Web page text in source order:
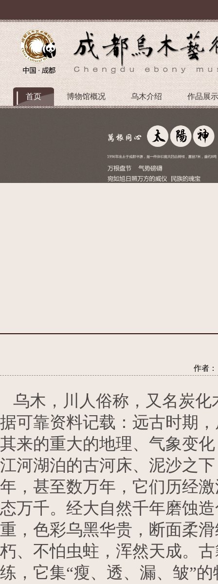
首页 博物馆概况 乌木介绍 作品展示
作者
乌木，川人俗称，又名炭化
据可靠资料记载：远古时期
其来的重大的地理、气象变
江河湖泊的古河床、泥沙之
年，甚至数万年，它们历经
态万千。经大自然千年磨蚀
重，色彩乌黑华贵，断面柔
朽、不怕虫蛀，浑然天成。
练，它集“瘦、透、漏、皱”